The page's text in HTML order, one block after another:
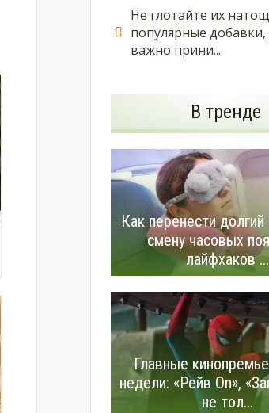
Не глотайте их
популярные
важно прини...
В тренде
Как перенести
смену часовых
лайфхаков ...
Главные
недели: «Рейв On»,
не тол...